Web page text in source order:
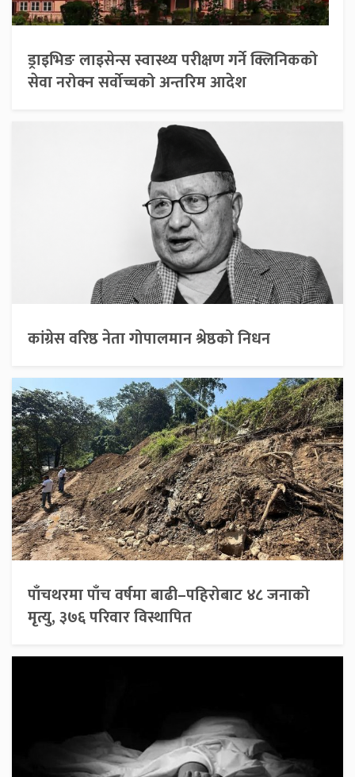
ड्राइभिङ लाइसेन्स स्वास्थ्य परीक्षण गर्ने क्लिनिकको
सेवा नरोक्न सर्वोच्चको अन्तरिम आदेश
कांग्रेस वरिष्ठ नेता गोपालमान श्रेष्ठको निधन
पाँचथरमा पाँच वर्षमा बाढी–पहिरोबाट ४८ जनाको
मृत्यु, ३७६ परिवार विस्थापित